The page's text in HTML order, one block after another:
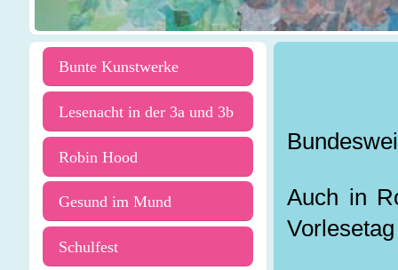
Auch in
Bunte Kunstwerke
Lesenacht in der 3a und 3b
Robin Hood
Gesund im Mund
Schulfest